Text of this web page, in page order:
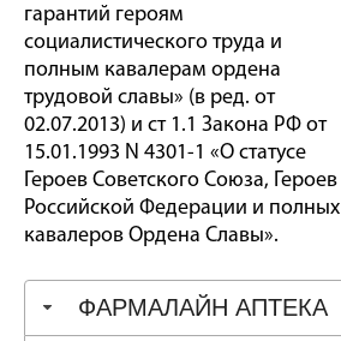
гарантий героям
социалистического труда и
полным кавалерам ордена
трудовой славы» (в ред. от
02.07.2013) и ст 1.1 Закона РФ от
15.01.1993 N 4301-1 «О статусе
Героев Советского Союза, Героев
Российской Федерации и полных
кавалеров Ордена Славы».
ФАРМАЛАЙН АПТЕКА